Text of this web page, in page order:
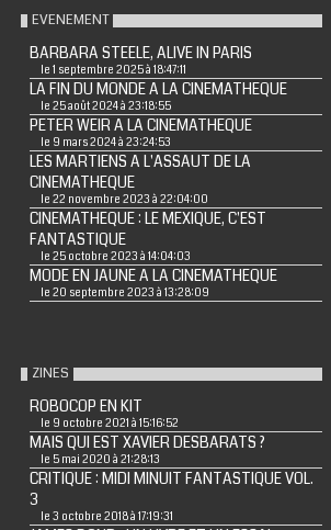
EVENEMENT
BARBARA STEELE, ALIVE IN PARIS
le 1 septembre 2025 à 18:47:11
LA FIN DU MONDE A LA CINEMATHEQUE
le 25 août 2024 à 23:18:55
PETER WEIR A LA CINEMATHEQUE
le 9 mars 2024 à 23:24:53
LES MARTIENS A L'ASSAUT DE LA
CINEMATHEQUE
le 22 novembre 2023 à 22:04:00
CINEMATHEQUE : LE MEXIQUE, C'EST
FANTASTIQUE
le 25 octobre 2023 à 14:04:03
MODE EN JAUNE A LA CINEMATHEQUE
le 20 septembre 2023 à 13:28:09
ZINES
ROBOCOP EN KIT
le 9 octobre 2021 à 15:16:52
MAIS QUI EST XAVIER DESBARATS ?
le 5 mai 2020 à 21:28:13
CRITIQUE : MIDI MINUIT FANTASTIQUE VOL.
3
le 3 octobre 2018 à 17:19:31